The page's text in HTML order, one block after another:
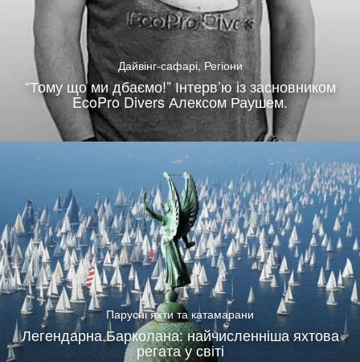
Дайвінг-сафарі, Регіони
“Тому що ми дбаємо!” Інтерв’ю із засновником
EcoPro Divers Алексом Раушем.
Парусні яхти та катамарани
Легендарна Барколана: найчисленніша яхтова
регата у світі